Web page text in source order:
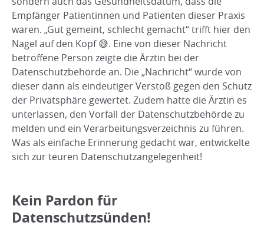
Empfänger Patientinnen und Patienten dieser Praxis
waren. „Gut gemeint, schlecht gemacht“ trifft hier den
Nagel auf den Kopf 😅. Eine von dieser Nachricht
betroffene Person zeigte die Ärztin bei der
Datenschutzbehörde an. Die „Nachricht“ wurde von
dieser dann als eindeutiger Verstoß gegen den Schutz
der Privatsphäre gewertet. Zudem hatte die Ärztin es
unterlassen, den Vorfall der Datenschutzbehörde zu
melden und ein Verarbeitungsverzeichnis zu führen.
Was als einfache Erinnerung gedacht war, entwickelte
sich zur teuren Datenschutzangelegenheit!
Kein Pardon für
Datenschutzsünden!